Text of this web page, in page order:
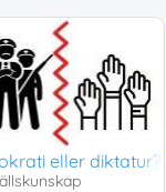
eller diktatur?